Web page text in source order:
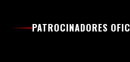
PATROCINADORES